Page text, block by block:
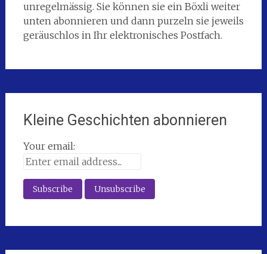
unregelmässig. Sie können sie ein Böxli weiter
unten abonnieren und dann purzeln sie jeweils
geräuschlos in Ihr elektronisches Postfach.
Kleine Geschichten abonnieren
Your email: